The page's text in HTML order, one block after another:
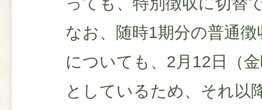
なお、随時1期分の普通
についても、2月12日（
としているため、それ以